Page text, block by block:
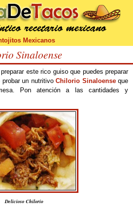
Mexicanos
Sinaloense
este rico guiso que puedes preparar
un nutritivo Chilorio Sinaloenseque
Pon atención a las cantidades y
Delicioso Chilorio